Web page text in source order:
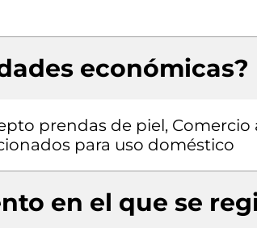
económicas?
prendas de piel,
para uso doméstico
en el que se